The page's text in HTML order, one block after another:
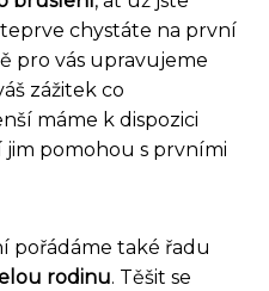
chystáte na první
pro vás upravujeme
zážitek co
máme k dispozici
jim pomohou s prvními
pořádáme také řadu
rodinu. Těšit se